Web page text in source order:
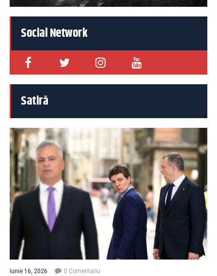
Social Network
Satiră
iunie 16, 2026 0 Comentariu